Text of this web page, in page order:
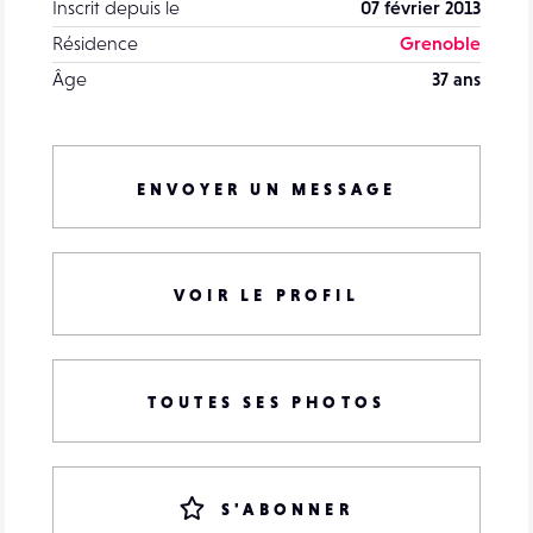
Inscrit depuis le
07 février 2013
Résidence
Grenoble
Âge
37 ans
ENVOYER UN MESSAGE
VOIR LE PROFIL
TOUTES SES PHOTOS
S'ABONNER